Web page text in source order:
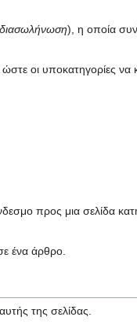
διασωλήνωση), η οποία
οι υποκατηγορίες να
προς μια σελίδα
ένα άρθρο.
της σελίδας.